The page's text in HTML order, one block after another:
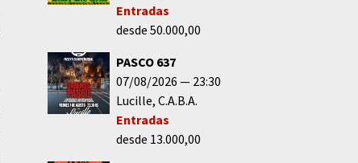
Entradas
desde 50.000,00
PASCO 637
07/08/2026
23:30
Lucille C.A.B.A.
Entradas
desde 13.000,00